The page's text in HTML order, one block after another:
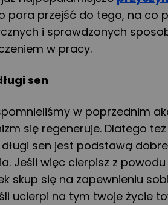
pora przejść do tego, na co
i sprawdzonych
w pracy.
sen
w poprzednim
się regeneruje. Dlatego
sen jest podstawą
Jeśli więc cierpisz z
skup się na zapewnieniu
ucierpi na tym twoje życie